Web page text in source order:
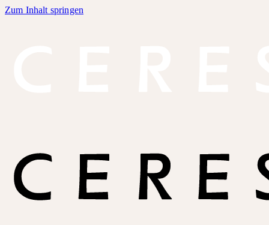
Zum Inhalt springen